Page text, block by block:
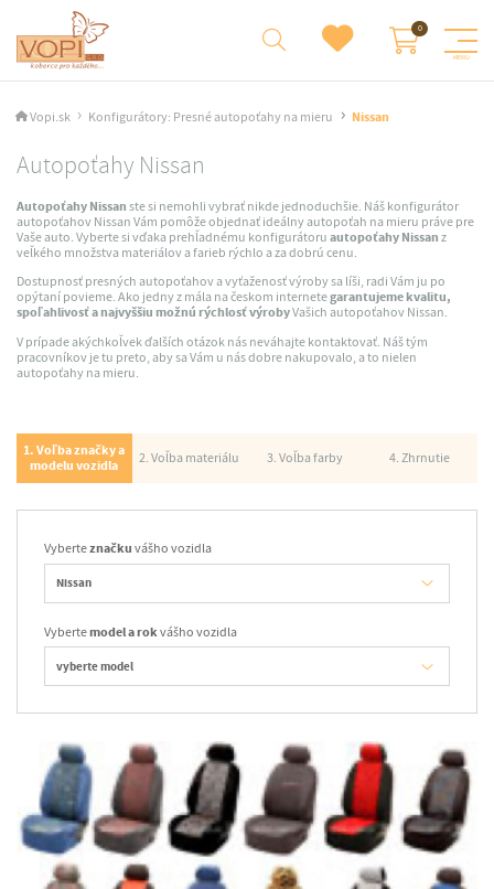
Vopi.sk Konfigurátory: Presné autopoťahy na mieru Nissan
Autopoťahy Nissan
Autopoťahy Nissanste si nemohli vybrať nikde jednoduchšie. Náš konfigurátor
autopoťahov Nissan Vám pomôže objednať ideálny autopoťah na mieru práve pre
Vaše auto. Vyberte si vďaka prehľadnému konfigurátoruautopoťahy Nissanz
veľkého množstva materiálov a farieb rýchlo a za dobrú cenu.
Dostupnosť presných autopoťahov a vyťaženosť výroby sa líši, radi Vám ju po
opýtaní povieme. Ako jedny z mála na českom internetegarantujeme kvalitu,
spoľahlivosť a najvyššiu možnú rýchlosť výrobyVašich autopoťahov Nissan.
V prípade akýchkoľvek ďalších otázok nás neváhajte kontaktovať. Náš tým
pracovníkov je tu preto, aby sa Vám u nás dobre nakupovalo, a to nielen
autopoťahy na mieru.
1. Voľba značky a
modelu vozidla
2. Voľba materiálu 3. Voľba farby 4. Zhrnutie
Vyberteznačkuvášho vozidla
Vybertemodel a rokvášho vozidla